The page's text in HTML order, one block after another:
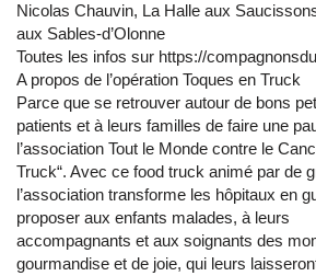
Nicolas Chauvin, La Halle aux
aux Sables-d’Olonne
Toutes les infos sur https://
A propos de l’opération Toques en Truck
Parce que se retrouver autour de bons
patients et à leurs familles de faire une
l’association Tout le Monde contre le
Truck“. Avec ce food truck animé par de
l’association transforme les hôpitaux en
proposer aux enfants malades, à leurs
accompagnants et aux soignants des
gourmandise et de joie, qui leurs